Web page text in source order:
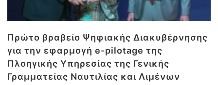
Πρώτο βραβείο Ψηφιακής Διακυβέρνησης
για την εφαρμογή e-pilotage της
Πλοηγικής Υπηρεσίας της Γενικής
Γραμματείας Ναυτιλίας και Λιμένων